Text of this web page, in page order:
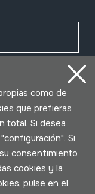
como de
que prefieras
total. Si desea
Si
consentimiento
cookies y la
pulse en el